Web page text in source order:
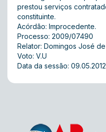
prestou serviços
constituinte.
Acórdão: Improcedente.
Processo: 2009/07490
Relator: Domingos José de
Voto: V.U
Data da sessão: 09.05.2012